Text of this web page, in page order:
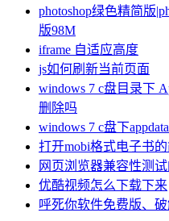
photoshop绿色精简版
版98M
iframe 自适应高度
js如何刷新当前页面
windows 7 c盘目录下
删除吗
windows 7 c盘下
打开mobi格式电子书
网页浏览器兼容性测
优酷视频怎么下载下来
呼死你软件免费版、